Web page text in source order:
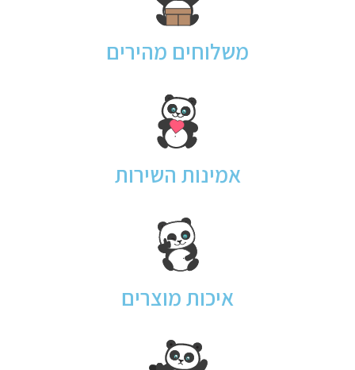
משלוחים מהירים
אמינות השירות
איכות מוצרים